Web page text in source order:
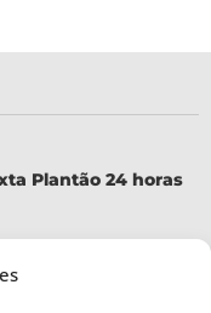
Plantão 24 horas